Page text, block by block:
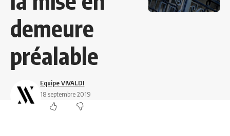
demeure
préalable
Equipe VIVALDI
18 septembre 2019